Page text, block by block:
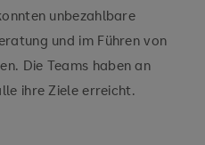
unbezahlbare
und im Führen von
Die Teams haben an
ihre Ziele erreicht.